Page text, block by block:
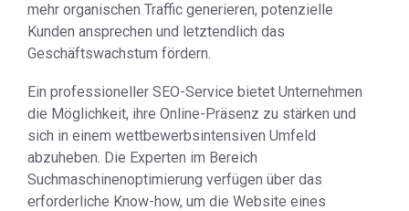
mehr organischen Traffic generieren, potenzielle
Kunden ansprechen und letztendlich das
Geschäftswachstum fördern.
Ein professioneller SEO-Service bietet Unternehmen
die Möglichkeit, ihre Online-Präsenz zu stärken und
sich in einem wettbewerbsintensiven Umfeld
abzuheben. Die Experten im Bereich
Suchmaschinenoptimierung verfügen über das
erforderliche Know-how, um die Website eines